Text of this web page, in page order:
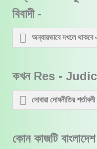
বিবাদী -
অন্যায়ভাবে দখলে থাকবে
কখন Res -
দোবারা দোষনীতির
কোন কাজটি